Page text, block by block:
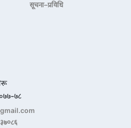
सूचना–प्रविधि
७८